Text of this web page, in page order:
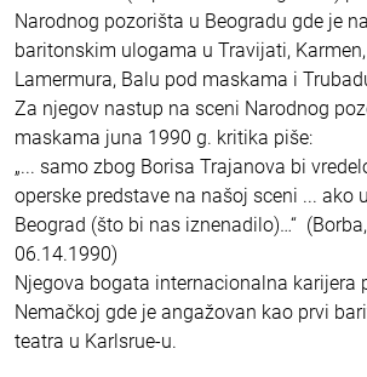
Narodnog pozorišta u Beogradu gde je
baritonskim ulogama u Travijati,
Lamermura, Balu pod maskama i
Za njegov nastup na sceni Narodnog
maskama juna 1990 g. kritika piše:
„... samo zbog Borisa Trajanova bi
operske predstave na našoj sceni ... ako
Beograd (što bi nas iznenadilo)…“
06.14.1990)
Njegova bogata internacionalna karijera
Nemačkoj gde je angažovan kao prvi
teatra u Karlsrue-u.